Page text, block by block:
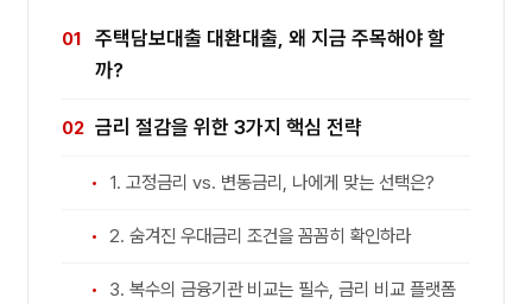
주택담보대출 대환대출, 왜 지금 주목해야 할
까?
금리 절감을 위한 3가지 핵심 전략
1. 고정금리 vs. 변동금리, 나에게 맞는 선택은?
2. 숨겨진 우대금리 조건을 꼼꼼히 확인하라
3. 복수의 금융기관 비교는 필수, 금리 비교 플랫폼